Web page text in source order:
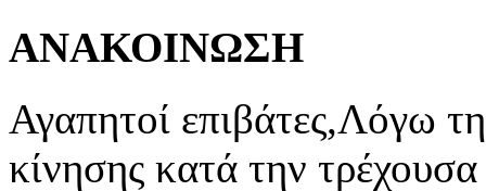
ΑΝΑΚΟΙΝΩΣΗ
Αγαπητοί επιβάτες,Λόγω
κίνησης κατά την